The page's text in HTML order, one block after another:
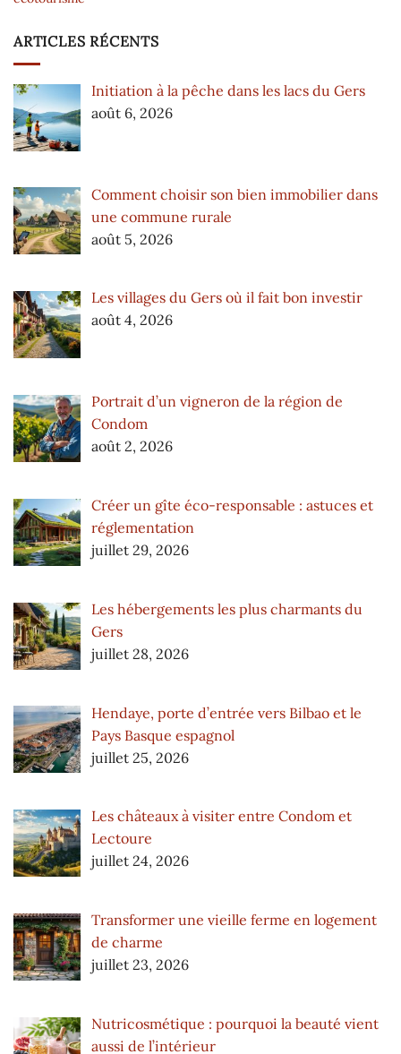
ARTICLES RÉCENTS
Initiation à la pêche dans les lacs du Gers
août 6, 2026
Comment choisir son bien immobilier dans
une commune rurale
août 5, 2026
Les villages du Gers où il fait bon investir
août 4, 2026
Portrait d’un vigneron de la région de
Condom
août 2, 2026
Créer un gîte éco-responsable : astuces et
réglementation
juillet 29, 2026
Les hébergements les plus charmants du
Gers
juillet 28, 2026
Hendaye, porte d’entrée vers Bilbao et le
Pays Basque espagnol
juillet 25, 2026
Les châteaux à visiter entre Condom et
Lectoure
juillet 24, 2026
Transformer une vieille ferme en logement
de charme
juillet 23, 2026
Nutricosmétique : pourquoi la beauté vient
aussi de l’intérieur